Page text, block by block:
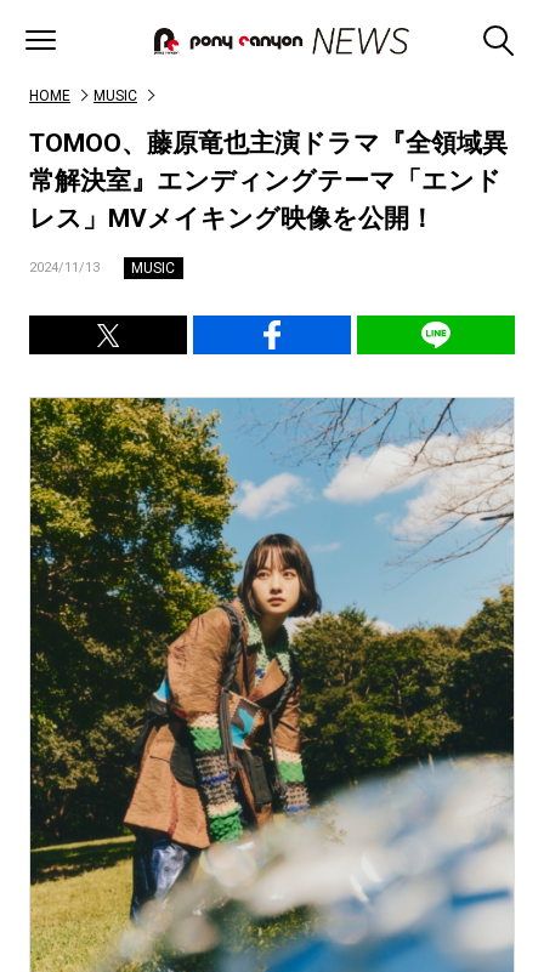
HOME MUSIC
TOMOO、藤原竜也主演ドラマ『全領域異
常解決室』エンディングテーマ「エンド
レス」MVメイキング映像を公開！
2024/11/13 MUSIC